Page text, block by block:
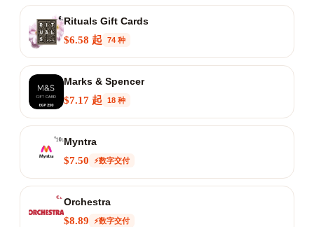
Rituals Gift Cards
$6.58 起
74 种
Marks & Spencer
$7.17 起
18 种
Myntra
$7.50
⚡数字交付
Orchestra
$8.89
⚡数字交付